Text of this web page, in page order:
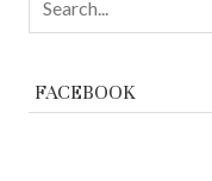
FACEBOOK